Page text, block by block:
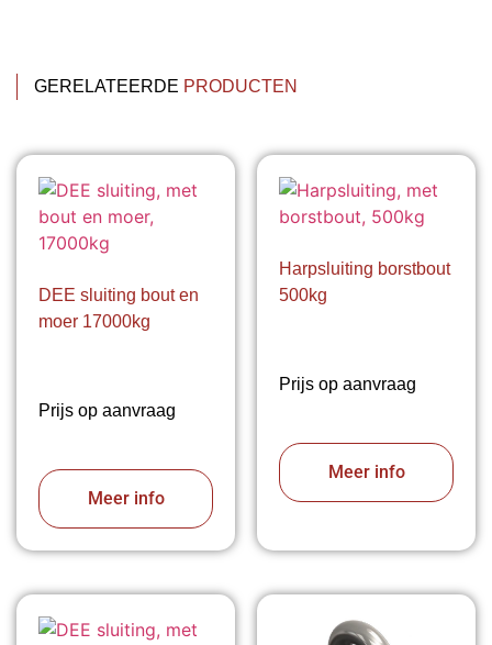
GERELATEERDE PRODUCTEN
DEE sluiting bout en
moer 17000kg
Prijs op aanvraag
Meer info
Harpsluiting borstbout
500kg
Prijs op aanvraag
Meer info